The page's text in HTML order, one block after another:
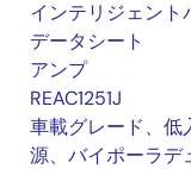
インテリジェント
データシート
アンプ
REAC1251J
車載グレード、低
源、バイポーラデ